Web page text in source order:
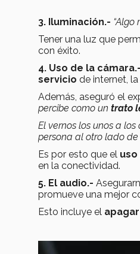
3. Iluminación.-
Tener una luz que
con éxito.
4. Uso de la cámara.-
servicio de internet,
Además, aseguró el
percibe como un trato
El vernos los unos a
persona al otro lado de
Es por esto que el
en la conectividad.
5. El audio.-
promueve una mejor
Esto incluye el